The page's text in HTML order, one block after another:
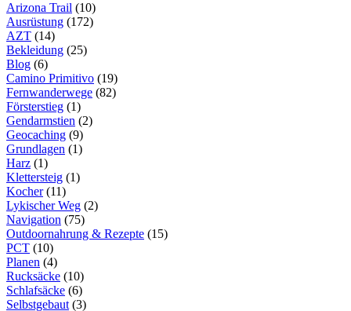
Arizona Trail (10)
Ausrüstung (172)
AZT (14)
Bekleidung (25)
Blog (6)
Camino Primitivo (19)
Fernwanderwege (82)
Försterstieg (1)
Gendarmstien (2)
Geocaching (9)
Grundlagen (1)
Harz (1)
Klettersteig (1)
Kocher(11)
Lykischer Weg (2)
Navigation (75)
Outdoornahrung & Rezepte (15)
PCT (10)
Planen (4)
Rucksäcke (10)
Schlafsäcke (6)
Selbstgebaut (3)